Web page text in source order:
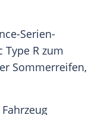
Serien-
Type R zum
Sommerreifen,